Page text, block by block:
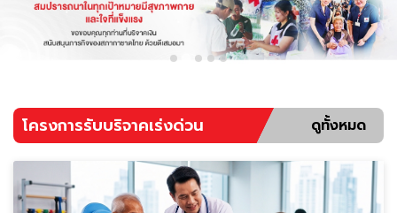
โครงการรับบริจาคเร่งด่วน ดูทั้งหมด